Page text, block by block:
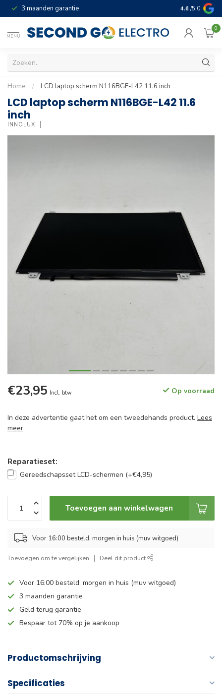
3 maanden garantie Geld terug
4.6 /5.0
MENU
0
Home / LCD laptop scherm N116BGE-L42 11.6 inch
LCD laptop scherm N116BGE-L42 11.6
inch
INNOLUX
€23,95 Incl. btw Op voorraad
In deze advertentie gaat het om een tweedehands product. Lees
meer.
Reparatieset:
Gereedschapsset LCD-schermen (+€4,95)
Toevoegen aan winkelwagen
Voor 16:00 besteld, morgen in huis (muv witgoed)
Toevoegen om te vergelijken Deel dit product
Voor 16:00 besteld, morgen in huis (muv witgoed)
3 maanden garantie
Geld terug garantie
Bespaar tot 70% op je aankoop
Productomschrijving
Specificaties